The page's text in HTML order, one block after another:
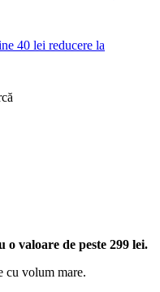
40 lei reducere la
valoare de peste 299 lei.
cu volum mare.